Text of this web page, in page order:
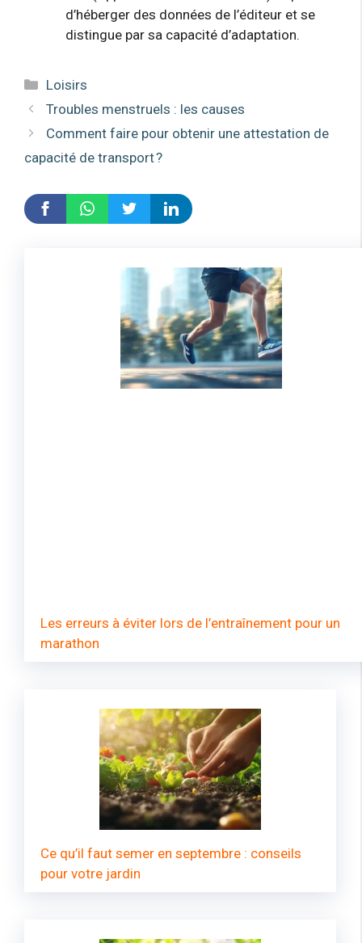
d’héberger des données de l’éditeur et se
distingue par sa capacité d’adaptation.
Catégories
Loisirs
Troubles menstruels : les causes
Comment faire pour obtenir une attestation de
capacité de transport ?
Les erreurs à éviter lors de l’entraînement pour un
marathon
Ce qu’il faut semer en septembre : conseils
pour votre jardin